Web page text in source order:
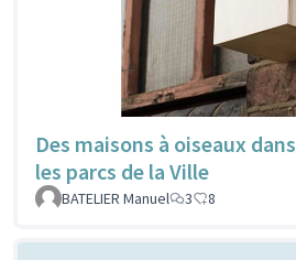
Des maisons à oiseaux dans
les parcs de la Ville
BATELIER Manuel
3 8